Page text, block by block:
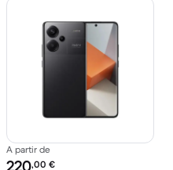
A partir de
Preço recondicionado:
,00 €